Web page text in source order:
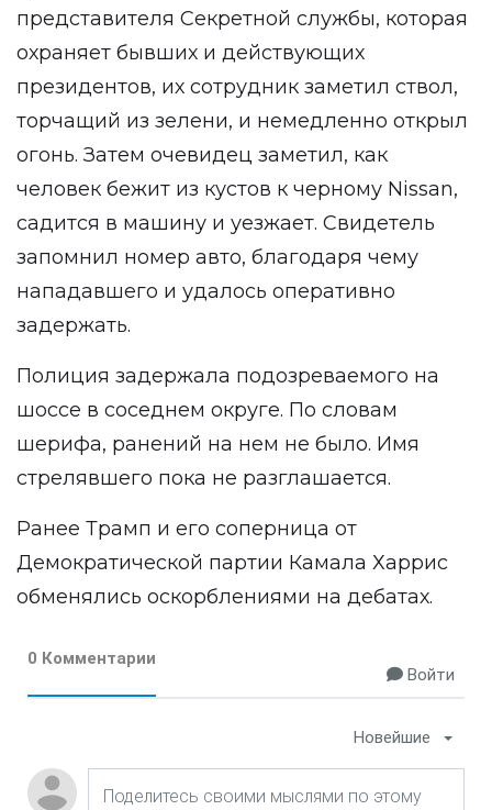
представителя Секретной службы, которая
охраняет бывших и действующих
президентов, их сотрудник заметил ствол,
торчащий из зелени, и немедленно открыл
огонь. Затем очевидец заметил, как
человек бежит из кустов к черному Nissan,
садится в машину и уезжает. Свидетель
запомнил номер авто, благодаря чему
нападавшего и удалось оперативно
задержать.
Полиция задержала подозреваемого на
шоссе в соседнем округе. По словам
шерифа, ранений на нем не было. Имя
стрелявшего пока не разглашается.
Ранее Трамп и его соперница от
Демократической партии Камала Харрис
обменялись оскорблениями на дебатах.
0 Комментарии
Войти
Новейшие